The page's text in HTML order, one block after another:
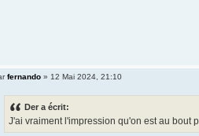
fernando» 12 Mai 2024, 21:10
Der a écrit:
J'ai vraiment l'impression qu'on est au bout